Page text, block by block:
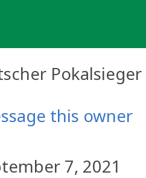
this owner
7, 2021